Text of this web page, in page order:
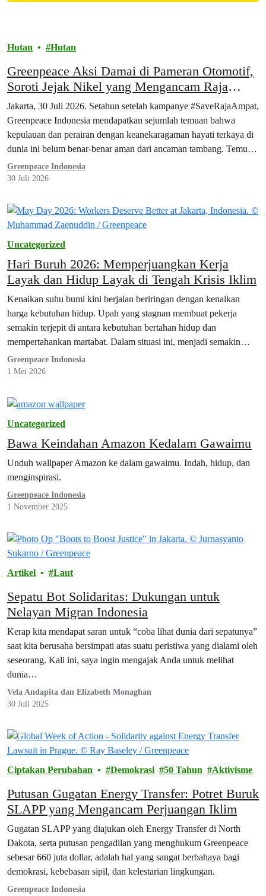
Hutan Hutan
Greenpeace Aksi Damai di Pameran Otomotif,
Soroti Jejak Nikel yang Mengancam Raja
Ampat
Jakarta, 30 Juli 2026. Setahun setelah kampanye #SaveRajaAmpat,
Greenpeace Indonesia mendapatkan sejumlah temuan bahwa
kepulauan dan perairan dengan keanekaragaman hayati terkaya di
dunia ini belum benar-benar aman dari ancaman tambang. Temuan
tersebut terungkap dalam laporan terbaru Greenpeace, Surga yang
Tak Terlindungi, yang dipublikasikan hari ini. Seiring dengan
damai…
Greenpeace Indonesia
30 Juli 2026
Uncategorized
Hari Buruh 2026: Memperjuangkan Kerja
Layak dan Hidup Layak di Tengah Krisis Iklim
Kenaikan suhu bumi kini berjalan beriringan dengan kenaikan
harga kebutuhan hidup. Upah yang stagnan membuat pekerja
semakin terjepit di antara kebutuhan bertahan hidup dan
mempertahankan martabat. Dalam situasi ini, menjadi semakin
jelas bahwa pekerja berhak mendapatkan kehidupan yang layak.
Greenpeace Indonesia
1 Mei 2026
Uncategorized
Bawa Keindahan Amazon Kedalam Gawaimu
Unduh wallpaper Amazon ke dalam gawaimu. Indah, hidup, dan
menginspirasi.
Greenpeace Indonesia
1 November 2025
Artikel Laut
Sepatu Bot Solidaritas: Dukungan untuk
Nelayan Migran Indonesia
Kerap kita mendapat saran untuk “coba lihat dunia dari sepatunya”
saat kita berusaha bersimpati atas suatu peristiwa yang dialami oleh
seseorang. Kali ini, saya ingin mengajak Anda untuk melihat
dunia…
Vela Andapita dan Elizabeth Monaghan
30 Juli 2025
Ciptakan Perubahan Demokrasi 50 Tahun Aktivisme
Putusan Gugatan Energy Transfer: Potret Buruk
SLAPP yang Mengancam Perjuangan Iklim
Gugatan SLAPP yang diajukan oleh Energy Transfer di North
Dakota, serta putusan pengadilan yang menghukum Greenpeace
sebesar 660 juta dollar, adalah hal yang sangat berbahaya bagi
demokrasi, kebebasan sipil, dan kelestarian lingkungan.
Greenpeace Indonesia